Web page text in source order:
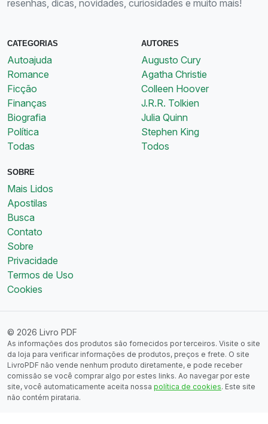
resenhas, dicas, novidades, curiosidades e muito mais!
CATEGORIAS
Autoajuda
Romance
Ficção
Finanças
Biografia
Política
Todas
AUTORES
Augusto Cury
Agatha Christie
Colleen Hoover
J.R.R. Tolkien
Julia Quinn
Stephen King
Todos
SOBRE
Mais Lidos
Apostilas
Busca
Contato
Sobre
Privacidade
Termos de Uso
Cookies
© 2026 Livro PDF
As informações dos produtos são fornecidos por terceiros. Visite o site
da loja para verificar informações de produtos, preços e frete. O site
LivroPDF não vende nenhum produto diretamente, e pode receber
comissão se você comprar algo por estes links. Ao navegar por este
site, você automaticamente aceita nossa política de cookies. Este site
não contém pirataria.